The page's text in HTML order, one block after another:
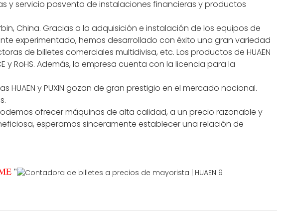
servicio posventa de instalaciones financieras y productos
China. Gracias a la adquisición e instalación de los equipos de
experimentado, hemos desarrollado con éxito una gran variedad
de billetes comerciales multidivisa, etc. Los productos de HUAEN
RoHS. Además, la empresa cuenta con la licencia para la
y PUXIN gozan de gran prestigio en el mercado nacional.
ofrecer máquinas de alta calidad, a un precio razonable y
esperamos sinceramente establecer una relación de
"